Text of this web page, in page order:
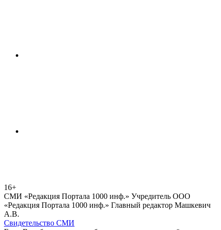
16+
СМИ «Редакция Портала 1000 инф.» Учредитель ООО
«Редакция Портала 1000 инф.» Главный редактор Машкевич
А.В.
Свидетельство СМИ